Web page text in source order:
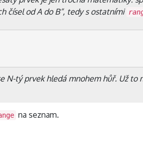
čísel odA do B“, tedy s ostatními
N-tý prvek hledá mnohem hůř. Už to
na seznam.